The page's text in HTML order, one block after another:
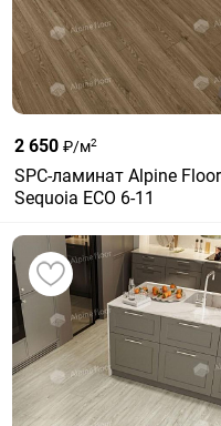
2 650 ₽/м2
SPC-ламинат Alpine Floor
Sequoia ЕСО 6-11